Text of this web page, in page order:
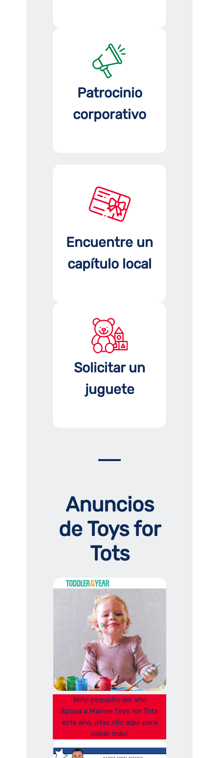
Patrocinio
corporativo
Encuentre un
capítulo local
Solicitar un
juguete
Anuncios
de Toys for
Tots
Niño pequeño del año
Apoya a Marine Toys for Tots
este año. ¡Haz clic aquí para
saber más!